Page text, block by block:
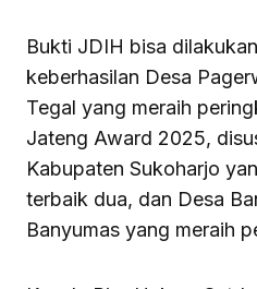
Bukti JDIH bisa
keberhasilan Desa
Tegal yang meraih
Jateng Award 2025,
Kabupaten Sukoharjo
terbaik dua, dan Desa
Banyumas yang meraih